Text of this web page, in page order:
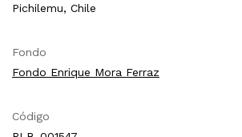
Pichilemu, Chile
Fondo
Fondo Enrique Mora Ferraz
Código